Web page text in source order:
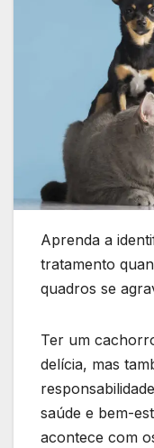
Aprenda a
tratamento
quadros se
Ter um
delícia, mas
saúde e bem-
acontece com